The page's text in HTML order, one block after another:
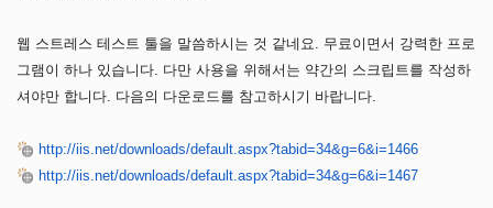
웹 스트레스 테스트 툴을 말씀하시는 것 같네요. 무료이면서 강력한 프로
그램이 하나 있습니다. 다만 사용을 위해서는 약간의 스크립트를 작성하
셔야만 합니다. 다음의 다운로드를 참고하시기 바랍니다.
http://iis.net/downloads/default.aspx?tabid=34&g=6&i=1466
http://iis.net/downloads/default.aspx?tabid=34&g=6&i=1467